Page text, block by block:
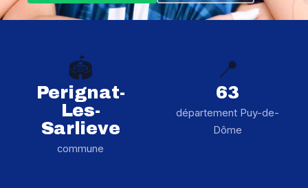
🏟️
Perignat-
Les-
Sarlieve
commune
📍
63
département Puy-de-
Dôme